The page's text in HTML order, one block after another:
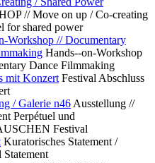
// Move on up / Co-creating
for shared power
Workshop // Documentary
Hands--on-Workshop
Dance Filmmaking
mit Konzert Festival Abschluss
/ Galerie n46 Ausstellung //
Perpétuel und
Festival
Kuratorisches Statement /